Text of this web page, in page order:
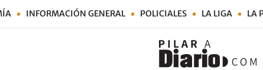
INFORMACIÓN GENERAL POLICIALES LA LIGA LA